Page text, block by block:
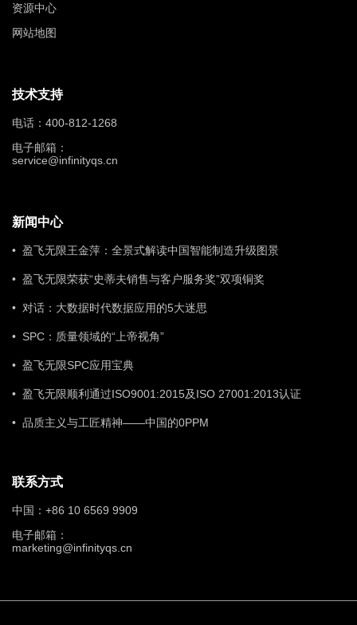
资源中心
网站地图
技术支持
电话：400-812-1268
电子邮箱：
service@infinityqs.cn
新闻中心
• 盈飞无限王金萍：全景式解读中国智能制造升级图景
• 盈飞无限荣获“史蒂夫销售与客户服务奖”双项铜奖
• 对话：大数据时代数据应用的5大迷思
• SPC：质量领域的“上帝视角”
• 盈飞无限SPC应用宝典
• 盈飞无限顺利通过ISO9001:2015及ISO 27001:2013认证
• 品质主义与工匠精神——中国的0PPM
联系方式
中国：+86 10 6569 9909
电子邮箱：
marketing@infinityqs.cn